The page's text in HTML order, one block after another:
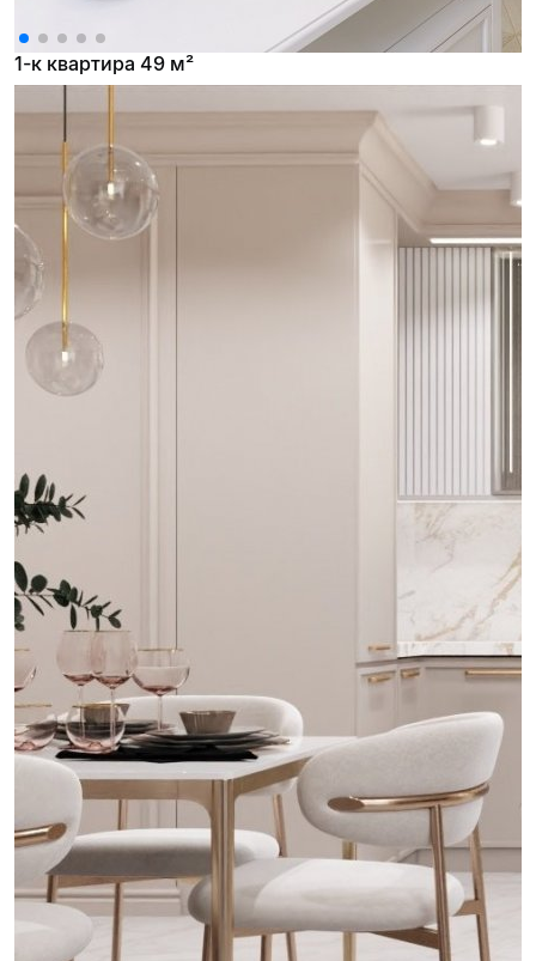
1-к квартира 49 м²